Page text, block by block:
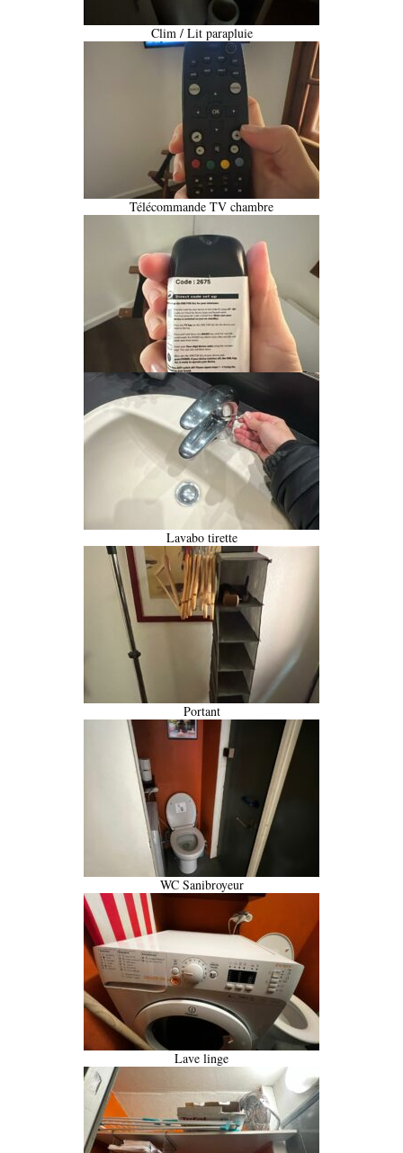
Clim / Lit parapluie
Télécommande TV chambre
Lavabo tirette
Portant
WC Sanibroyeur
Lave linge